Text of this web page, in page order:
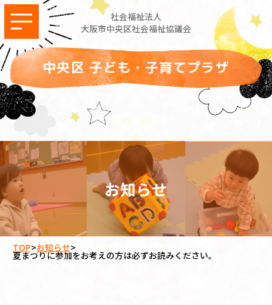
社会福祉法人
大阪市中央区社会福祉協議会
中央区 子ども・子育てプラザ
お知らせ
TOP>お知らせ>
夏まつりに参加をお考えの方は必ずお読みください。